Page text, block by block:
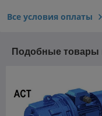
Все условия оплаты
Подобные товары